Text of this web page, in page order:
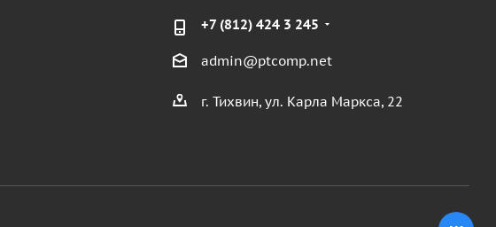
+7 (812) 424 3 245
admin@ptcomp.net
г. Тихвин, ул. Карла Маркса, 22